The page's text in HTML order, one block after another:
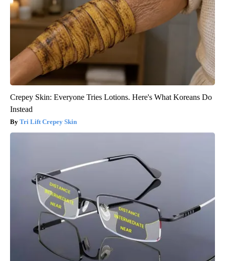
Crepey Skin: Everyone Tries Lotions. Here's What Koreans Do
Instead
Tri Lift Crepey Skin